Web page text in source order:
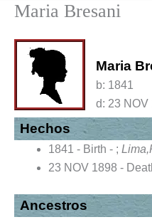
Maria Bresani
Maria
b: 1841
d: 23 NOV
Hechos
1841 - Birth - ;
23 NOV 1898 -
Ancestros